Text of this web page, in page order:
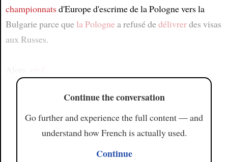
championnatsd'Europe d'escrime de la Pologne vers la
Bulgarie parce que la Polognea refusé dedélivrerdes visas
aux Russes.
Continue the conversation
Go further and experience the full content — and
understand how French is actually used.
Continue